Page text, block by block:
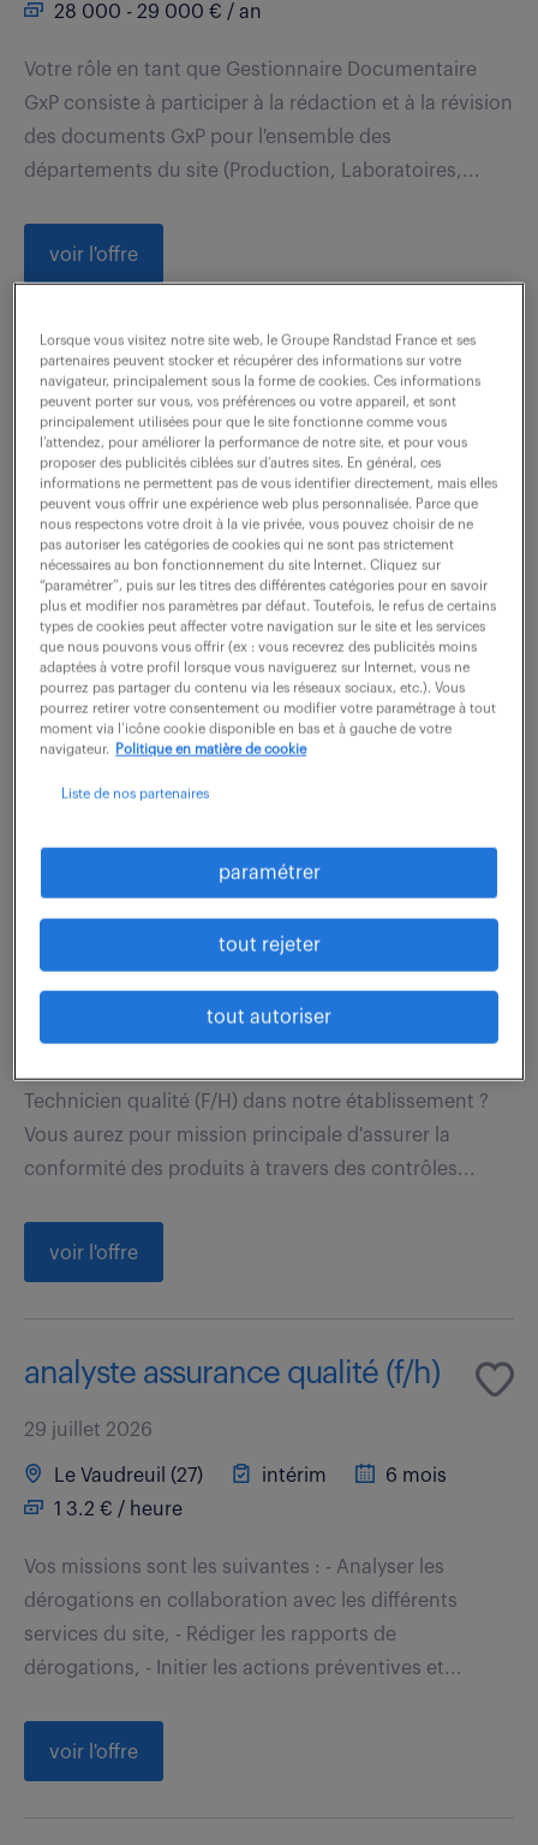
28 000 - 29 000 € / an
Votre rôle en tant que Gestionnaire Documentaire
GxP consiste à participer à la rédaction et à la révision
des documents GxP pour l'ensemble des
départements du site (Production, Laboratoires,...
voir l'offre
technicien de laboratoire (f/h)
3 août 2026
Verneuil D Avre Et D Iton (27)
intérim
3 mois
2 200 € / mois
Quels défis stimulants un poste de Technicien de
laboratoire (F/H) peut-il vous offrir ? Dans le cadre de
ce poste, vous serez chargé(e) de planifier, organiser
et réaliser diverses analyses...
voir l'offre
technicien qualité (f/h)
Verneuil D Avre Et D Iton (27)
intérim
2 100 € / mois
Technicien qualité (F/H) dans notre établissement ?
Vous aurez pour mission principale d'assurer la
conformité des produits à travers des contrôles...
voir l'offre
analyste assurance qualité (f/h)
29 juillet 2026
Le Vaudreuil (27) intérim
6 mois
1 3.2 € / heure
Vos missions sont les suivantes : - Analyser les
dérogations en collaboration avec les différents
services du site, - Rédiger les rapports de
dérogations, - Initier les actions préventives et...
voir l'offre
Lorsque vous visitez notre site web, le Groupe Randstad France et ses
partenaires peuvent stocker et récupérer des informations sur votre
navigateur, principalement sous la forme de cookies. Ces informations
peuvent porter sur vous, vos préférences ou votre appareil, et sont
principalement utilisées pour que le site fonctionne comme vous
l’attendez, pour améliorer la performance de notre site, et pour vous
proposer des publicités ciblées sur d’autres sites. En général, ces
informations ne permettent pas de vous identifier directement, mais elles
peuvent vous offrir une expérience web plus personnalisée. Parce que
nous respectons votre droit à la vie privée, vous pouvez choisir de ne
pas autoriser les catégories de cookies qui ne sont pas strictement
nécessaires au bon fonctionnement du site Internet. Cliquez sur
“paramétrer”, puis sur les titres des différentes catégories pour en savoir
plus et modifier nos paramètres par défaut. Toutefois, le refus de certains
types de cookies peut affecter votre navigation sur le site et les services
que nous pouvons vous offrir (ex : vous recevrez des publicités moins
adaptées à votre profil lorsque vous naviguerez sur Internet, vous ne
pourrez pas partager du contenu via les réseaux sociaux, etc.). Vous
pourrez retirer votre consentement ou modifier votre paramétrage à tout
moment via l’icône cookie disponible en bas et à gauche de votre
navigateur.
Politique en matière de cookie
Liste de nos partenaires
paramétrer
tout rejeter
tout autoriser